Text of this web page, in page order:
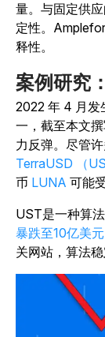
量。与固定供
定性。
释性。
案例研究
2022 年 4 月发
一，截至本文
力反弹。尽管
TerraUSD （
币 LUNA 可能
UST是一种算
暴跌至10亿美元
关网站，算法